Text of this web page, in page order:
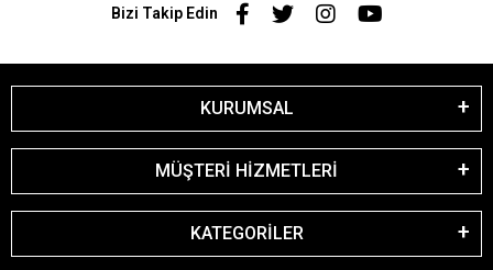
Bizi Takip Edin
KURUMSAL
MÜŞTERİ HİZMETLERİ
KATEGORİLER